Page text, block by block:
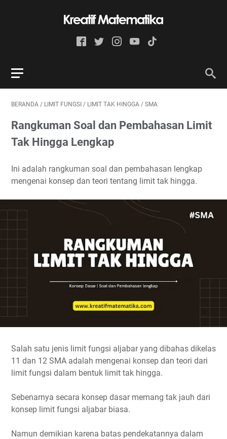
BERANDA / LIMIT FUNGSI / LIMIT TAK HINGGA / SMA
Rangkuman Soal dan Pembahasan Limit
Tak Hingga Lengkap
Ini adalah rangkuman soal dan pembahasan lengkap
mengenai konsep dan teori tentang limit tak hingga.
Salah satu jenis limit fungsi aljabar yang dibahas dikelas
11 dan 12 SMA adalah mengenai konsep dan teori dari
limit fungsi dalam bentuk limit tak hingga.
Sebenarnya secara konsep dasar memang tak jauh dari
konsep limit fungsi aljabar biasa.
Namun demikian karena batas pendekatannya dalam